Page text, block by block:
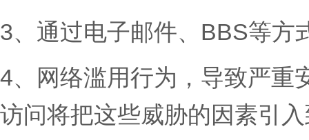
3、通过电子邮件、BBS等方
4、网络滥用行为，导致严重
访问将把这些威胁的因素引